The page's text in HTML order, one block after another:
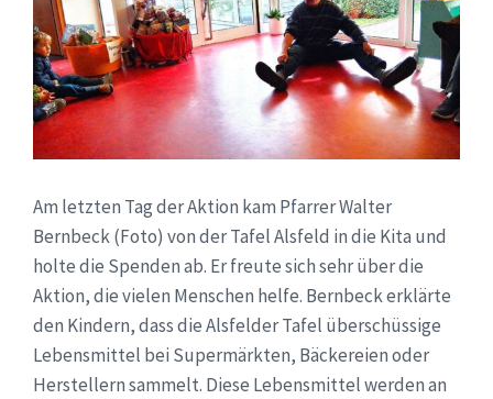
Am letzten Tag der Aktion kam Pfarrer Walter
Bernbeck (Foto) von der Tafel Alsfeld in die Kita und
holte die Spenden ab. Er freute sich sehr über die
Aktion, die vielen Menschen helfe. Bernbeck erklärte
den Kindern, dass die Alsfelder Tafel überschüssige
Lebensmittel bei Supermärkten, Bäckereien oder
Herstellern sammelt. Diese Lebensmittel werden an